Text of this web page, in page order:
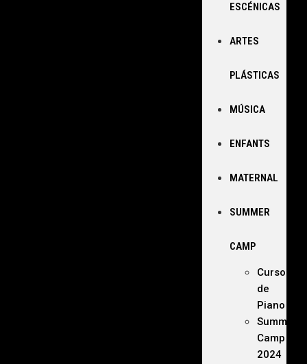
ESCÉNICAS
ARTES
PLÁSTICAS
MÚSICA
ENFANTS
MATERNAL
SUMMER
CAMP
Curso
de
Piano
Summer
Camp
2024